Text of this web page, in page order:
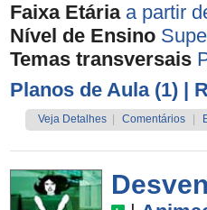
Faixa Etária a partir
Nível de Ensino
Temas transversais
Planos de Aula (1) |
Veja Detalhes Comentários